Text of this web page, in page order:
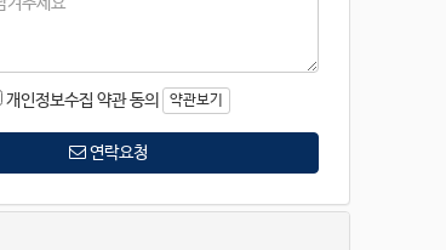
개인정보수집 약관 동의 약관보기
연락요청